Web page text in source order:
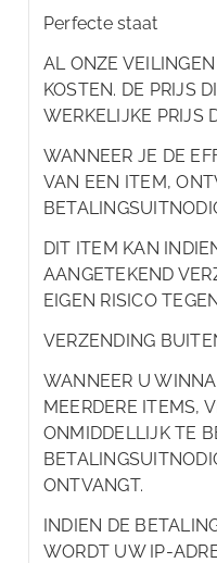
Perfecte staat
AL ONZE
KOSTEN. DE PRIJS
WERKELIJKE PRIJS
WANNEER JE DE
VAN EEN ITEM,
DIT ITEM KAN
AANGETEKEND
EIGEN RISICO
VERZENDING
WANNEER U
MEERDERE ITEMS,
ONMIDDELLIJK TE
ONTVANGT.
INDIEN DE
WORDT UW IP-